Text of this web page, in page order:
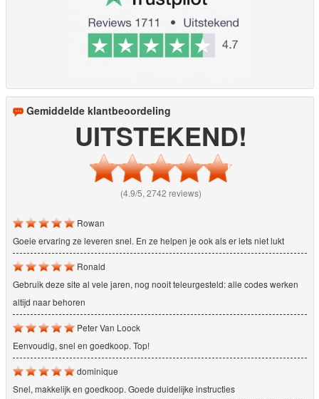
Gemiddelde klantbeoordeling
UITSTEKEND!
(4.9/5, 2742 reviews)
Rowan
Goeie ervaring ze leveren snel. En ze helpen je ook als er iets niet lukt
Ronald
Gebruik deze site al vele jaren, nog nooit teleurgesteld: alle codes werken
altijd naar behoren
Peter Van Loock
Eenvoudig, snel en goedkoop. Top!
dominique
Snel, makkelijk en goedkoop. Goede duidelijke instructies